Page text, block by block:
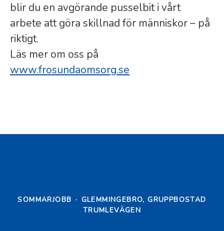
blir du en avgörande pusselbit i vårt
arbete att göra skillnad för människor – på
riktigt.
Läs mer om oss på
www.frosundaomsorg.se
SOMMARJOBB · GLEMMINGEBRO, GRUPPBOSTAD
TRUMLEVÄGEN